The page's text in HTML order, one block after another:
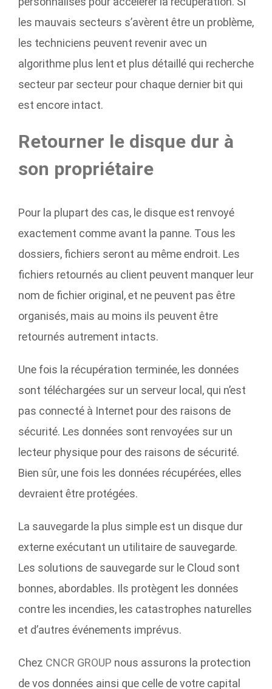
les mauvais secteurs s’avèrent être un problème,
les techniciens peuvent revenir avec un
algorithme plus lent et plus détaillé qui recherche
secteur par secteur pour chaque dernier bit qui
est encore intact.
Retourner le disque dur à
son propriétaire
Pour la plupart des cas, le disque est renvoyé
exactement comme avant la panne. Tous les
dossiers, fichiers seront au même endroit. Les
fichiers retournés au client peuvent manquer leur
nom de fichier original, et ne peuvent pas être
organisés, mais au moins ils peuvent être
retournés autrement intacts.
Une fois la récupération terminée, les données
sont téléchargées sur un serveur local, qui n’est
pas connecté à Internet pour des raisons de
sécurité. Les données sont renvoyées sur un
lecteur physique pour des raisons de sécurité.
Bien sûr, une fois les données récupérées, elles
devraient être protégées.
La sauvegarde la plus simple est un disque dur
externe exécutant un utilitaire de sauvegarde.
Les solutions de sauvegarde sur le Cloud sont
bonnes, abordables. Ils protègent les données
contre les incendies, les catastrophes naturelles
et d’autres événements imprévus.
Chez CNCR GROUP nous assurons la protection
de vos données ainsi que celle de votre capital